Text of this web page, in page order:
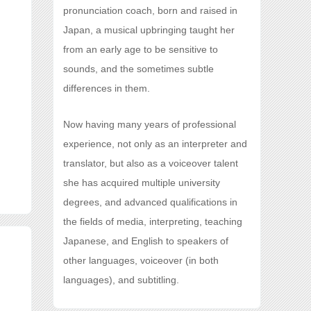
pronunciation coach, born and raised in
Japan, a musical upbringing taught her
from an early age to be sensitive to
sounds, and the sometimes subtle
differences in them.
Now having many years of professional
experience, not only as an interpreter and
translator, but also as a voiceover talent
she has acquired multiple university
degrees, and advanced qualifications in
the fields of media, interpreting, teaching
Japanese, and English to speakers of
other languages, voiceover (in both
languages), and subtitling.